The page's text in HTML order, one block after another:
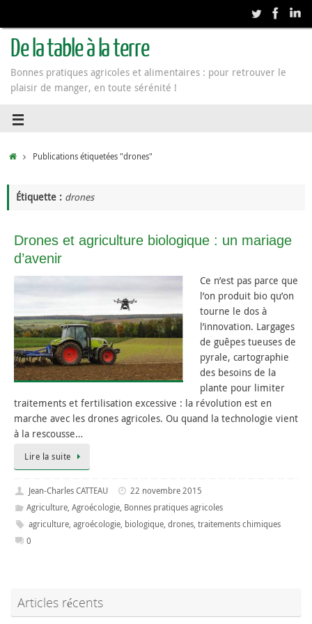
De la table à la terre
Bonnes pratiques agricoles et alimentaires : pour retrouver le
plaisir de manger, en toute sérénité !
Publications étiquetées "drones"
Étiquette : drones
Drones et agriculture biologique : un mariage
d’avenir
Ce n’est pas parce que
l’on produit bio qu’on
tourne le dos à
l’innovation. Largages
de guêpes tueuses de
pyrale, cartographie
des besoins de la
plante pour limiter
traitements et fertilisation excessive : la révolution est en
marche avec les drones agricoles. Ou quand la technologie vient
à la rescousse…
Lire la suite
Jean-Charles CATTEAU
22 novembre 2015
Agriculture, Agroécologie, Bonnes pratiques agricoles
agriculture, agroécologie, biologique, drones, traitements chimiques
0
Articles récents